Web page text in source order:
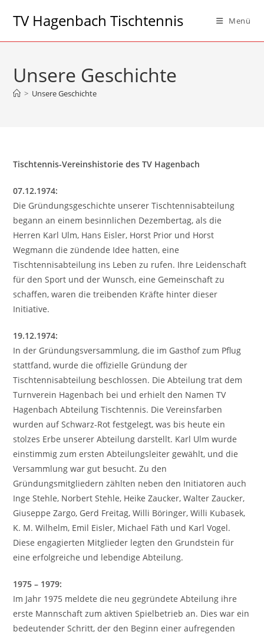
InhaltTV Hagenbach Tischtennis Menü
Unsere Geschichte
> Unsere Geschichte
Tischtennis-Vereinshistorie des TV Hagenbach
07.12.1974:
Die Gründungsgeschichte unserer Tischtennisabteilung
begann an einem besinnlichen Dezembertag, als die
Herren Karl Ulm, Hans Eisler, Horst Prior und Horst
Wegmann die zündende Idee hatten, eine
Tischtennisabteilung ins Leben zu rufen. Ihre Leidenschaft
für den Sport und der Wunsch, eine Gemeinschaft zu
schaffen, waren die treibenden Kräfte hinter dieser
Initiative.
19.12.1974:
In der Gründungsversammlung, die im Gasthof zum Pflug
stattfand, wurde die offizielle Gründung der
Tischtennisabteilung beschlossen. Die Abteilung trat dem
Turnverein Hagenbach bei und erhielt den Namen TV
Hagenbach Abteilung Tischtennis. Die Vereinsfarben
wurden auf Schwarz-Rot festgelegt, was bis heute ein
stolzes Erbe unserer Abteilung darstellt. Karl Ulm wurde
einstimmig zum ersten Abteilungsleiter gewählt, und die
Versammlung war gut besucht. Zu den
Gründungsmitgliedern zählten neben den Initiatoren auch
Inge Stehle, Norbert Stehle, Heike Zaucker, Walter Zaucker,
Giuseppe Zargo, Gerd Freitag, Willi Böringer, Willi Kubasek,
K. M. Wilhelm, Emil Eisler, Michael Fäth und Karl Vogel.
Diese engagierten Mitglieder legten den Grundstein für
eine erfolgreiche und lebendige Abteilung.
1975 – 1979:
Im Jahr 1975 meldete die neu gegründete Abteilung ihre
erste Mannschaft zum aktiven Spielbetrieb an. Dies war ein
bedeutender Schritt, der den Beginn einer aufregenden